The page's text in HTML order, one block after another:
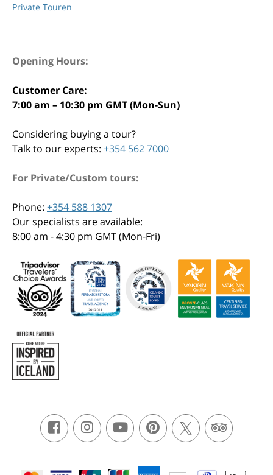
Private Touren
Opening Hours:
Customer Care:
7:00 am – 10:30 pm GMT (Mon-Sun)
Considering buying a tour?
Talk to our experts: +354 562 7000
For Private/Custom tours:
Phone: +354 588 1307
Our specialists are available:
8:00 am - 4:30 pm GMT (Mon-Fri)